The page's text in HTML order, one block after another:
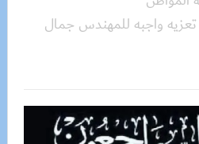
تعزيه واجبه للمهندس جمال